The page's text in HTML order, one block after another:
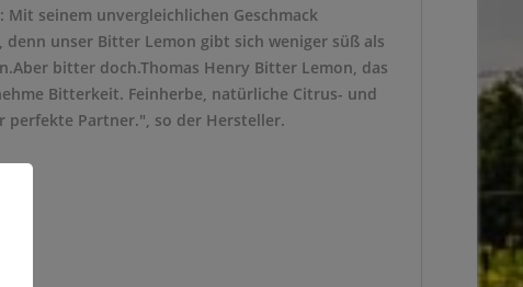
seinem unvergleichlichen Geschmack
unser Bitter Lemon gibt sich weniger süß als
bitter doch.Thomas Henry Bitter Lemon, das
Bitterkeit. Feinherbe, natürliche Citrus- und
perfekte Partner.", so der Hersteller.